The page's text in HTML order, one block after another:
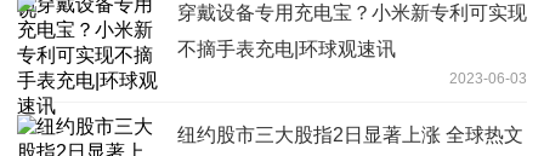
穿戴设备专用充电宝？小米新专利可实现
不摘手表充电|环球观速讯
2023-06-03
纽约股市三大股指2日显著上涨 全球热文